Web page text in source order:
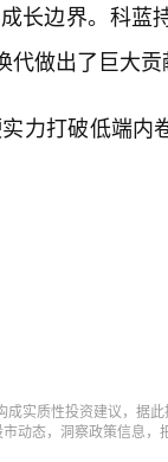
长边界。科蓝
做出了巨大贡
力打破低端内
实质性投资建议，据
动态，洞察政策信息，